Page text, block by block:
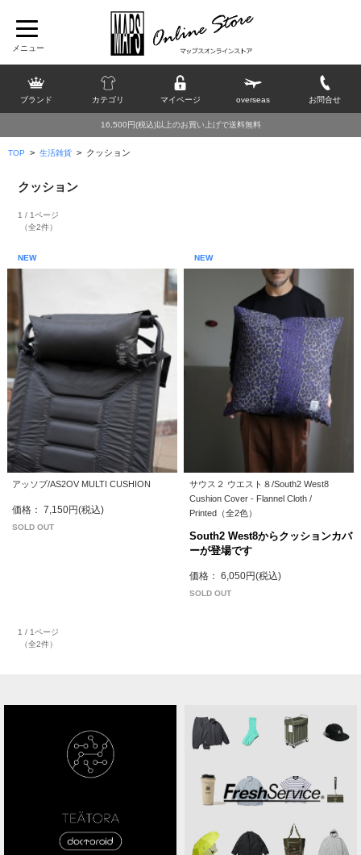
ブランド カテゴリ マイページ overseas お問合せ
16,500円(税込)以上のお買い上げで送料無料
TOP > 生活雑貨 > クッション
クッション
1 / 1ページ
（全2件）
NEW
アッソブ/AS2OV MULTI CUSHION
価格： 7,150円(税込)
SOLD OUT
NEW
サウス２ ウエスト８/South2 West8
Cushion Cover - Flannel Cloth /
Printed（全2色）
South2 West8からクッションカバ
ーが登場です
価格： 6,050円(税込)
SOLD OUT
1 / 1ページ
（全2件）